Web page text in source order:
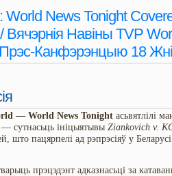
World News Tonight
Вячэрнія Навіны TVP
Канфэрэнцыю 18
— World News Tonight асьвятлілі
сутнасьць ініцыятывы Ziankovich v.
што пацярпелі ад рэпрэсіяў у
прэцэдэнт адказнасьці за